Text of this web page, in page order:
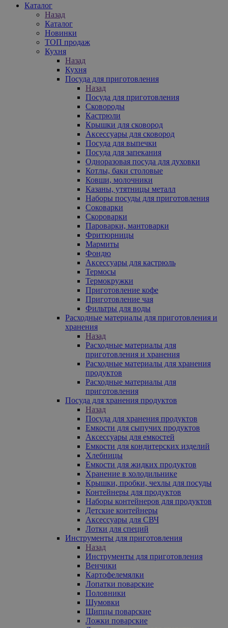
Каталог
Назад
Каталог
Новинки
ТОП продаж
Кухня
Назад
Кухня
Посуда для приготовления
Назад
Посуда для приготовления
Сковороды
Кастрюли
Крышки для сковород
Аксессуары для сковород
Посуда для выпечки
Посуда для запекания
Одноразовая посуда для духовки
Котлы, баки столовые
Ковши, молочники
Казаны, утятницы металл
Наборы посуды для приготовления
Соковарки
Скороварки
Пароварки, мантоварки
Фритюрницы
Мармиты
Фондю
Аксессуары для кастрюль
Термосы
Термокружки
Приготовление кофе
Приготовление чая
Фильтры для воды
Расходные материалы для приготовления и
хранения
Назад
Расходные материалы для
приготовления и хранения
Расходные материалы для хранения
продуктов
Расходные материалы для
приготовления
Посуда для хранения продуктов
Назад
Посуда для хранения продуктов
Емкости для сыпучих продуктов
Аксессуары для емкостей
Емкости для кондитерских изделий
Хлебницы
Емкости для жидких продуктов
Хранение в холодильнике
Крышки, пробки, чехлы для посуды
Контейнеры для продуктов
Наборы контейнеров для продуктов
Детские контейнеры
Аксессуары для СВЧ
Лотки для специй
Инструменты для приготовления
Назад
Инструменты для приготовления
Венчики
Картофелемялки
Лопатки поварские
Половники
Шумовки
Щипцы поварские
Ложки поварские